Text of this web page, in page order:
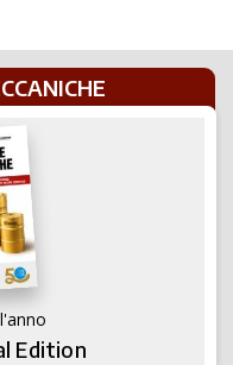
Development
Edition